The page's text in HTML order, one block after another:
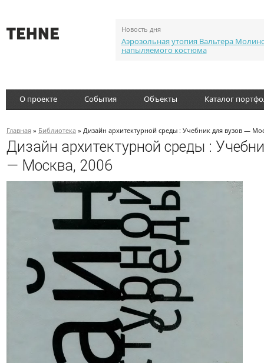
Новость дня
Аэрозольная утопия Вальтера
напыляемого костюма
О проекте События Объекты Каталог
Главная » Библиотека » Дизайн архитектурной среды : Учебник для вузов —
Дизайн архитектурной среды :
— Москва, 2006